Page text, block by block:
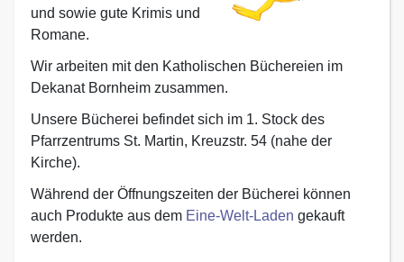
und sowie gute Krimis und
Romane.
Wir arbeiten mit den Katholischen Büchereien im
Dekanat Bornheim zusammen.
Unsere Bücherei befindet sich im 1. Stock des
Pfarrzentrums St. Martin, Kreuzstr. 54 (nahe der
Kirche).
Während der Öffnungszeiten der Bücherei können
auch Produkte aus dem Eine-Welt-Laden gekauft
werden.